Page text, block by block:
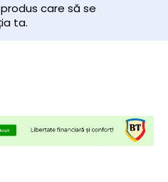
care să se
ta.